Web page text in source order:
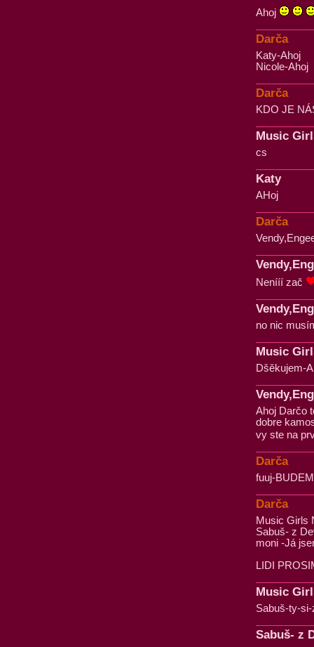
Ahoj
Darča
Katy-Ahoj
Nicole-Ahoj
Darča
KDO JE
Music
cs
Katy
AHoj
Darča
Nenííí zač
no nic
Music
Dšěkujem-
Ahoj Darčo
dobre
vy ste na
Darča
fuuj-
Darča
Music Girls
Sabuš- z
moni -Já
LIDI
Music
Sabuš-ty-
Sabuš- z